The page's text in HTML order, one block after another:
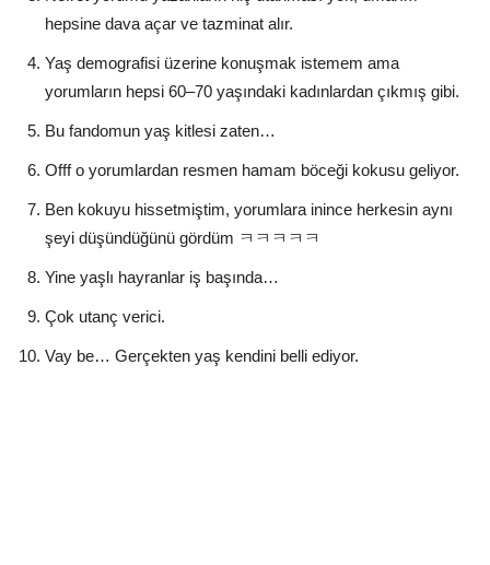
hepsine dava açar ve tazminat alır.
Yaş demografisi üzerine konuşmak istemem ama
yorumların hepsi 60–70 yaşındaki kadınlardan çıkmış gibi.
Bu fandomun yaş kitlesi zaten…
Offf o yorumlardan resmen hamam böceği kokusu geliyor.
Ben kokuyu hissetmiştim, yorumlara inince herkesin aynı
şeyi düşündüğünü gördüm ㅋㅋㅋㅋㅋ
Yine yaşlı hayranlar iş başında…
Çok utanç verici.
Vay be… Gerçekten yaş kendini belli ediyor.